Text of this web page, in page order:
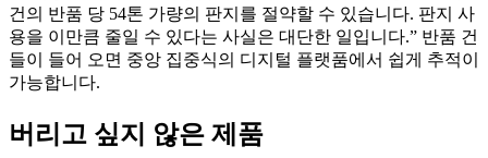
건의 반품 당 54톤 가량의 판지를 절약할 수 있습니다. 판지 사
용을 이만큼 줄일 수 있다는 사실은 대단한 일입니다.” 반품 건
들이 들어 오면 중앙 집중식의 디지털 플랫품에서 쉽게 추적이
가능합니다.
버리고 싶지 않은 제품